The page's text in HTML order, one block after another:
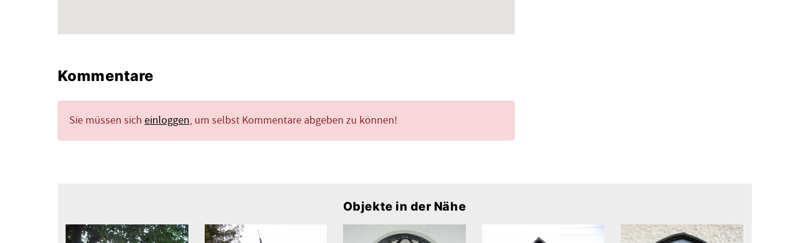
Kommentare
Sie müssen sich einloggen, um selbst Kommentare abgeben zu können!
Objekte in der Nähe